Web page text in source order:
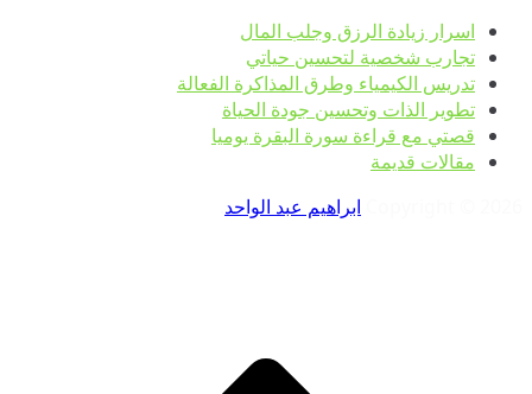
اسرار زيادة الرزق وجلب المال
تجارب شخصية لتحسين حياتي
تدريس الكيمياء وطرق المذاكرة الفعالة
تطوير الذات وتحسين جودة الحياة
قصتي مع قراءة سورة البقرة يوميا
مقالات قديمة
ابراهيم عبد الواحد